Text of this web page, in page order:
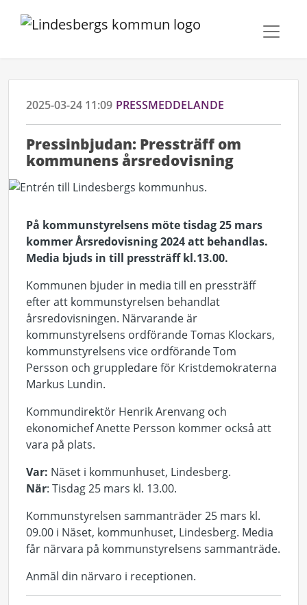
2025-03-24 11:09 PRESSMEDDELANDE
Pressinbjudan: Pressträff om
kommunens årsredovisning
På kommunstyrelsens möte tisdag 25 mars
kommer Årsredovisning 2024 att behandlas.
Media bjuds in till pressträff kl.13.00.
Kommunen bjuder in media till en pressträff
efter att kommunstyrelsen behandlat
årsredovisningen. Närvarande är
kommunstyrelsens ordförande Tomas Klockars,
kommunstyrelsens vice ordförande Tom
Persson och gruppledare för Kristdemokraterna
Markus Lundin.
Kommundirektör Henrik Arenvang och
ekonomichef Anette Persson kommer också att
vara på plats.
Var: Näset i kommunhuset, Lindesberg.
När: Tisdag 25 mars kl. 13.00.
Kommunstyrelsen sammanträder 25 mars kl.
09.00 i Näset, kommunhuset, Lindesberg. Media
får närvara på kommunstyrelsens sammanträde.
Anmäl din närvaro i receptionen.